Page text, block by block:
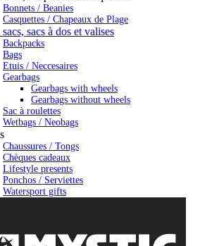
Bonnets / Beanies
Casquettes / Chapeaux de Plage
sacs à dos et valises
Backpacks
Bags
Etuis / Neccesaires
Gearbags
Gearbags with wheels
Gearbags without wheels
Sac à roulettes
Wetbags / Neobags
Chaussures / Tongs
Chèques cadeaux
Lifestyle presents
Ponchos / Serviettes
Watersport gifts